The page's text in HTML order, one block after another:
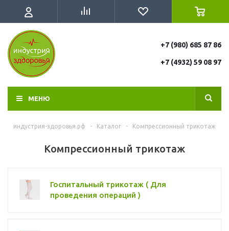
+7 (980) 685 87 86
+7 (4932) 59 08 97
МЕНЮ
индустрия-здоровья.рф - Каталог - Компрессионный трикотаж
Компрессионный трикотаж
Госпитальный трикотаж ( Для
проведения операций )